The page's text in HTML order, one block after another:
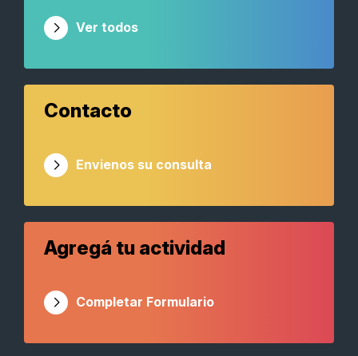
Ver todos
Contacto
Envienos su consulta
Agregá tu actividad
Completar Formulario